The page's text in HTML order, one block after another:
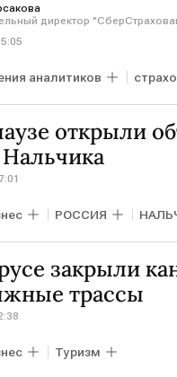
директор
аналитиков
МЧС
открыли
РОССИЯ
закрыли
трассы
Туризм